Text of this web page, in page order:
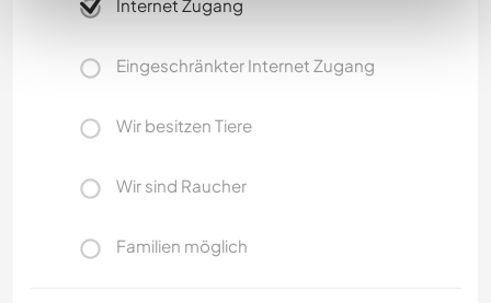
Internet Zugang
Eingeschränkter Internet Zugang
Wir besitzen Tiere
Wir sind Raucher
Familien möglich